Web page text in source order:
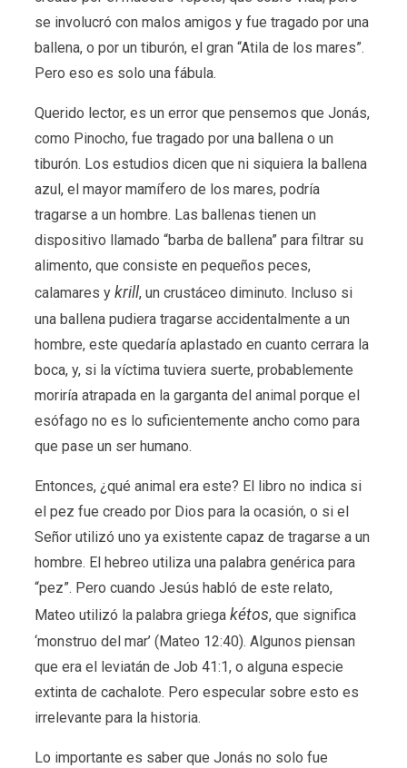
se involucró con malos amigos y fue tragado por una
ballena, o por un tiburón, el gran “Atila de los mares”.
Pero eso es solo una fábula.
Querido lector, es un error que pensemos que Jonás,
como Pinocho, fue tragado por una ballena o un
tiburón. Los estudios dicen que ni siquiera la ballena
azul, el mayor mamífero de los mares, podría
tragarse a un hombre. Las ballenas tienen un
dispositivo llamado “barba de ballena” para filtrar su
alimento, que consiste en pequeños peces,
calamares ykrill, un crustáceo diminuto. Incluso si
una ballena pudiera tragarse accidentalmente a un
hombre, este quedaría aplastado en cuanto cerrara la
boca, y, si la víctima tuviera suerte, probablemente
moriría atrapada en la garganta del animal porque el
esófago no es lo suficientemente ancho como para
que pase un ser humano.
Entonces, ¿qué animal era este? El libro no indica si
el pez fue creado por Dios para la ocasión, o si el
Señor utilizó uno ya existente capaz de tragarse a un
hombre. El hebreo utiliza una palabra genérica para
“pez”. Pero cuando Jesús habló de este relato,
Mateo utilizó la palabra griegakétos, que significa
‘monstruo del mar’ (Mateo 12:40). Algunos piensan
que era el leviatán de Job 41:1, o alguna especie
extinta de cachalote. Pero especular sobre esto es
irrelevante para la historia.
Lo importante es saber que Jonás no solo fue